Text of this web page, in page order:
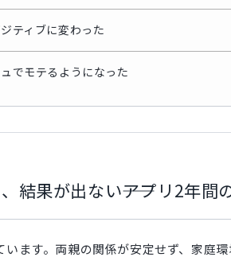
ティブに変わった
でモテるようになった
結果が出ない――アプリ2年間
ます。両親の関係が安定せず、家庭